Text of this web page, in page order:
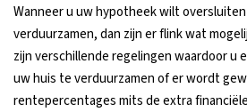
Wanneer u uw hypotheek wilt
verduurzamen, dan zijn er flink wat
zijn verschillende regelingen waardoor u
uw huis te verduurzamen of er wordt
rentepercentages mits de extra